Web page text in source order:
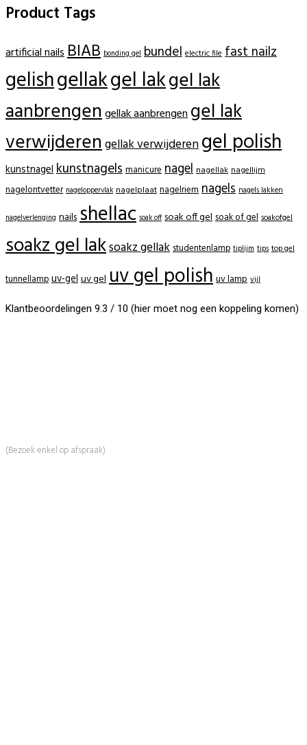
Product Tags
artificial nailsBIAB bonding gel bundel electric file fast nailz
gelishgellakgel lakgel lak
aanbrengengellak aanbrengengel lak
verwijderengellak verwijderengel polish
kunstnagelkunstnagels manicure nagel nagellak nagellijm
nagelontvetter nageloppervlak nagelplaat nagelriemnagels nagels lakken
nagelverlenging nailsshellac soak off soak off gelsoak of gel soakofgel
soakz gel laksoakz gellakstudentenlamp tiplijm tips top gel
tunnellamp uv-geluv geluv gel polishuv lamp vijl
Klantbeoordelingen 9.3 / 10 (hier moet nog een koppeling komen)
(Bezoek enkel op afspraak)